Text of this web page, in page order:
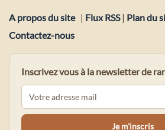
A propos du site | Flux RSS| Plan du
Contactez-nous
Inscrivez vous à la newsletter de